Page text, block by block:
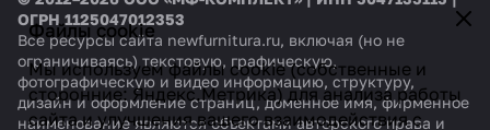
Файлы cookie
Мы используем файлы cookie (собственные и
сторонние: Яндекс.Метрика) для анализа работы
сайта и улучшения вашего взаимодействия с
ОГРН 1125047012353
Все ресурсы сайта newfurnitura.ru, включая (но не
ограничиваясь) текстовую, графическую,
фотографическую и видео информацию, структуру,
дизайн и оформление страниц, доменное имя, фирменное
наименование являются объектами авторского права и